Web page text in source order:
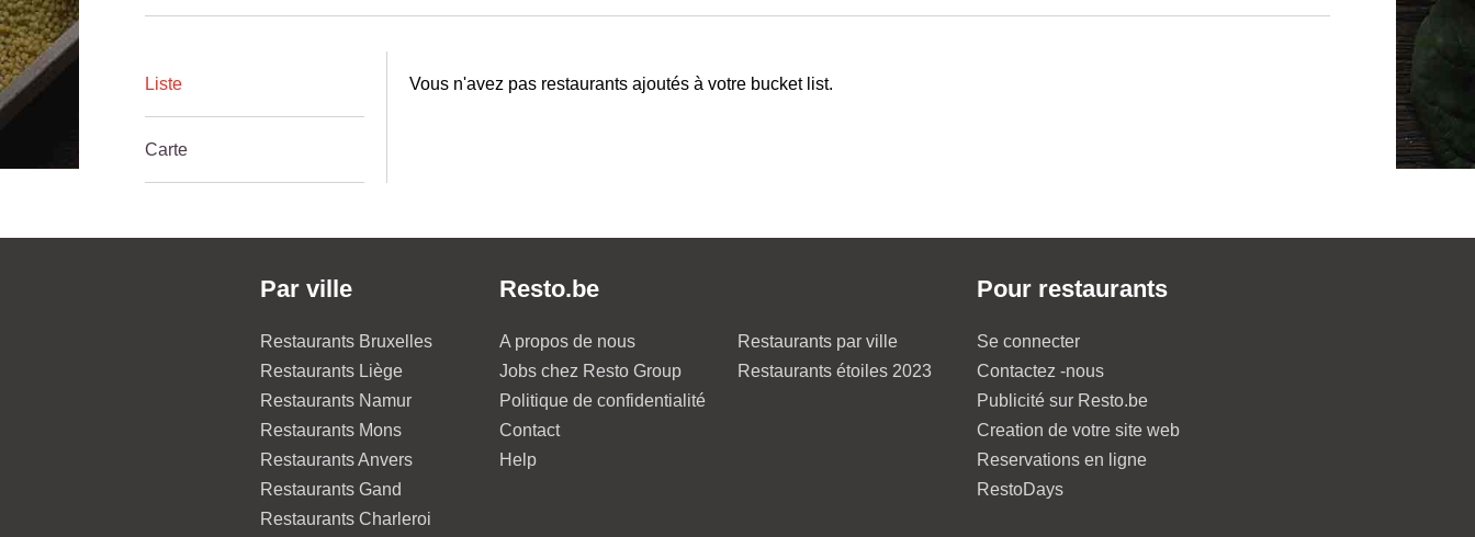
Liste
Carte
Vous n'avez pas restaurants ajoutés à votre bucket list.
Par ville
Restaurants Bruxelles
Restaurants Liège
Restaurants Namur
Restaurants Mons
Restaurants Anvers
Restaurants Gand
Restaurants Charleroi
Resto.be
A propos de nous
Jobs chez Resto Group
Politique de confidentialité
Contact
Help
Restaurants par ville
Restaurants étoiles 2023
Pour restaurants
Se connecter
Contactez -nous
Publicité sur Resto.be
Creation de votre site web
Reservations en ligne
RestoDays